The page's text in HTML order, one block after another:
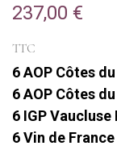
237,00 €
TTC
6 AOP Côtes
6 AOP Côtes
6 IGP
6 Vin de